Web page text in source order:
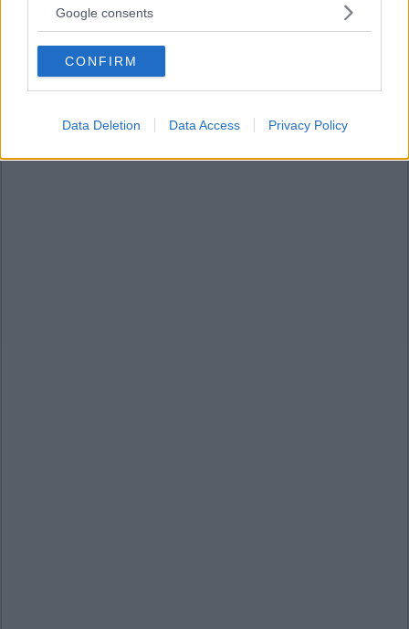
not limited to your visit or usage behaviour. You may click to
use your data for below specified purposes in below Google
consent section.
Google consents
CONFIRM
Data Deletion Data Access Privacy Policy